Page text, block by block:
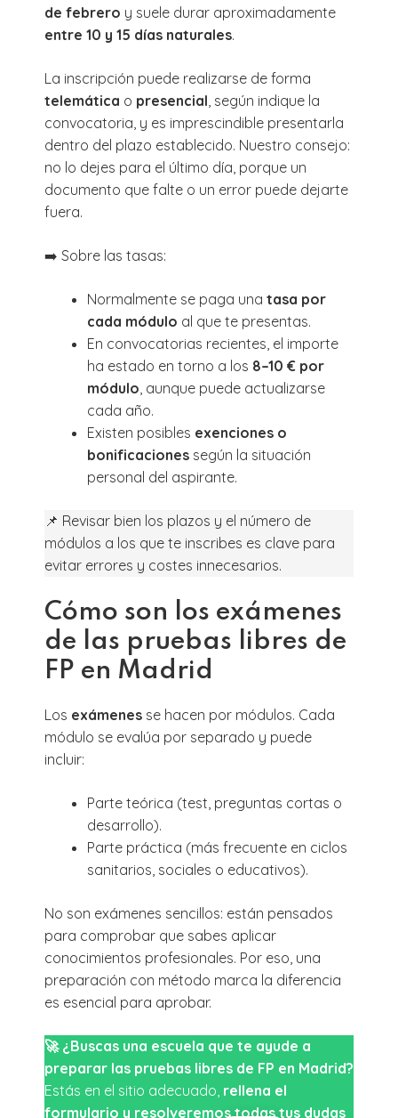
de febrero y suele durar aproximadamente
entre 10 y 15 días naturales.
La inscripción puede realizarse de forma
telemática o presencial , según indique la
convocatoria, y es imprescindible presentarla
dentro del plazo establecido. Nuestro consejo:
no lo dejes para el último día, porque un
documento que falte o un error puede dejarte
fuera.
➡️ Sobre las tasas:
Normalmente se paga una tasa por
cada módulo al que te presentas.
En convocatorias recientes, el importe
ha estado en torno a los 8–10 € por
módulo , aunque puede actualizarse
cada año.
Existen posibles exenciones o
bonificaciones según la situación
personal del aspirante.
📌 Revisar bien los plazos y el número de
módulos a los que te inscribes es clave para
evitar errores y costes innecesarios.
Cómo son los exámenes
de las pruebas libres de
FP en Madrid
Los exámenes se hacen por módulos. Cada
módulo se evalúa por separado y puede
incluir:
Parte teórica (test, preguntas cortas o
desarrollo).
Parte práctica (más frecuente en ciclos
sanitarios, sociales o educativos).
No son exámenes sencillos: están pensados
para comprobar que sabes aplicar
conocimientos profesionales. Por eso, una
preparación con método marca la diferencia
es esencial para aprobar.
🚀 ¿Buscas una escuela que te ayude a
preparar las pruebas libres de FP en Madrid?
Estás en el sitio adecuado, rellena el
formulario y resolveremos todas tus dudas